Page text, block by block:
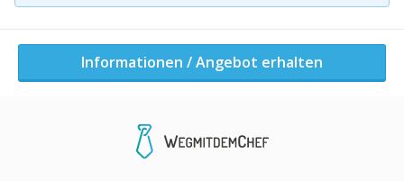
Informationen / Angebot erhalten